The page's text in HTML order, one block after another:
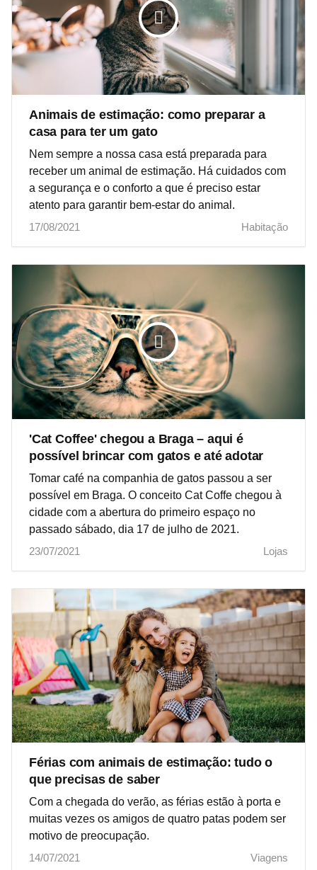
Animais de estimação: como preparar a
casa para ter um gato
Nem sempre a nossa casa está preparada para
receber um animal de estimação. Há cuidados com
a segurança e o conforto a que é preciso estar
atento para garantir bem-estar do animal.
17/08/2021
Habitação
'Cat Coffee' chegou a Braga – aqui é
possível brincar com gatos e até adotar
Tomar café na companhia de gatos passou a ser
possível em Braga. O conceito Cat Coffe chegou à
cidade com a abertura do primeiro espaço no
passado sábado, dia 17 de julho de 2021.
23/07/2021
Lojas
Férias com animais de estimação: tudo o
que precisas de saber
Com a chegada do verão, as férias estão à porta e
muitas vezes os amigos de quatro patas podem ser
motivo de preocupação.
14/07/2021
Viagens